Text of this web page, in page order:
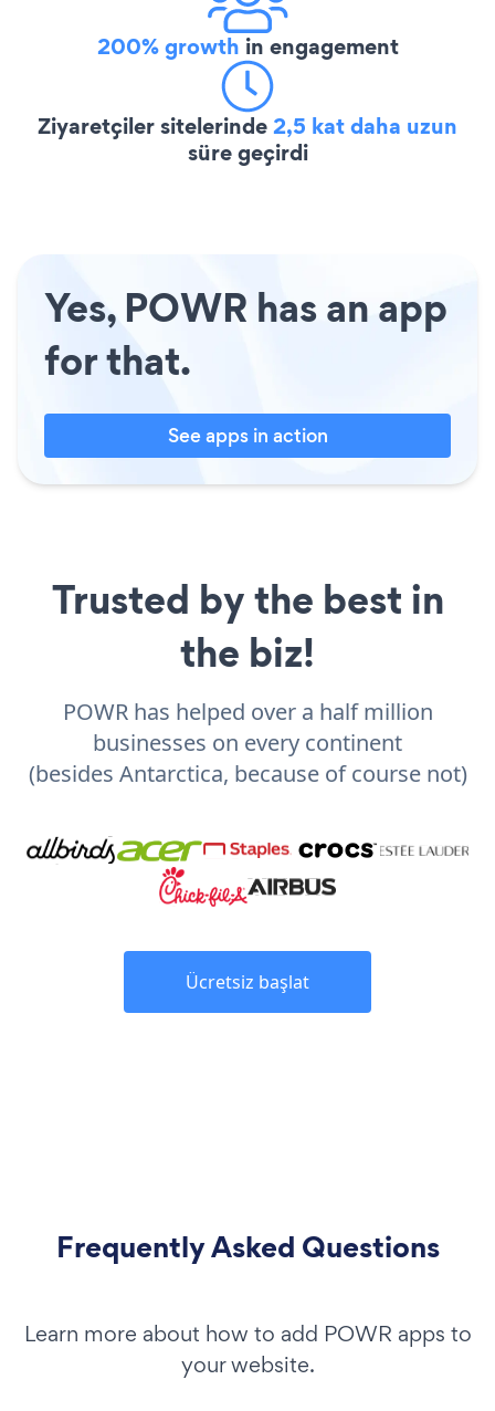
200% growth in engagement
Ziyaretçiler sitelerinde2,5 kat daha uzun
süre geçirdi
Yes, POWR has an app
for that.
See apps in action
Trusted by the best in
the biz!
POWR has helped over a half million
businesses on every continent
(besides Antarctica, because of course not)
Ücretsiz başlat
Frequently Asked Questions
Learn more about how to add POWR apps to
your website.